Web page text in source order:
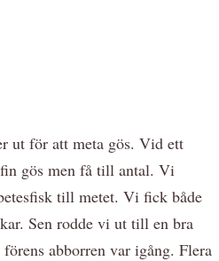
ut för att meta gös. Vid ett
gös men få till antal. Vi
till metet. Vi fick både
Sen rodde vi ut till en bra
abborren var igång. Flera